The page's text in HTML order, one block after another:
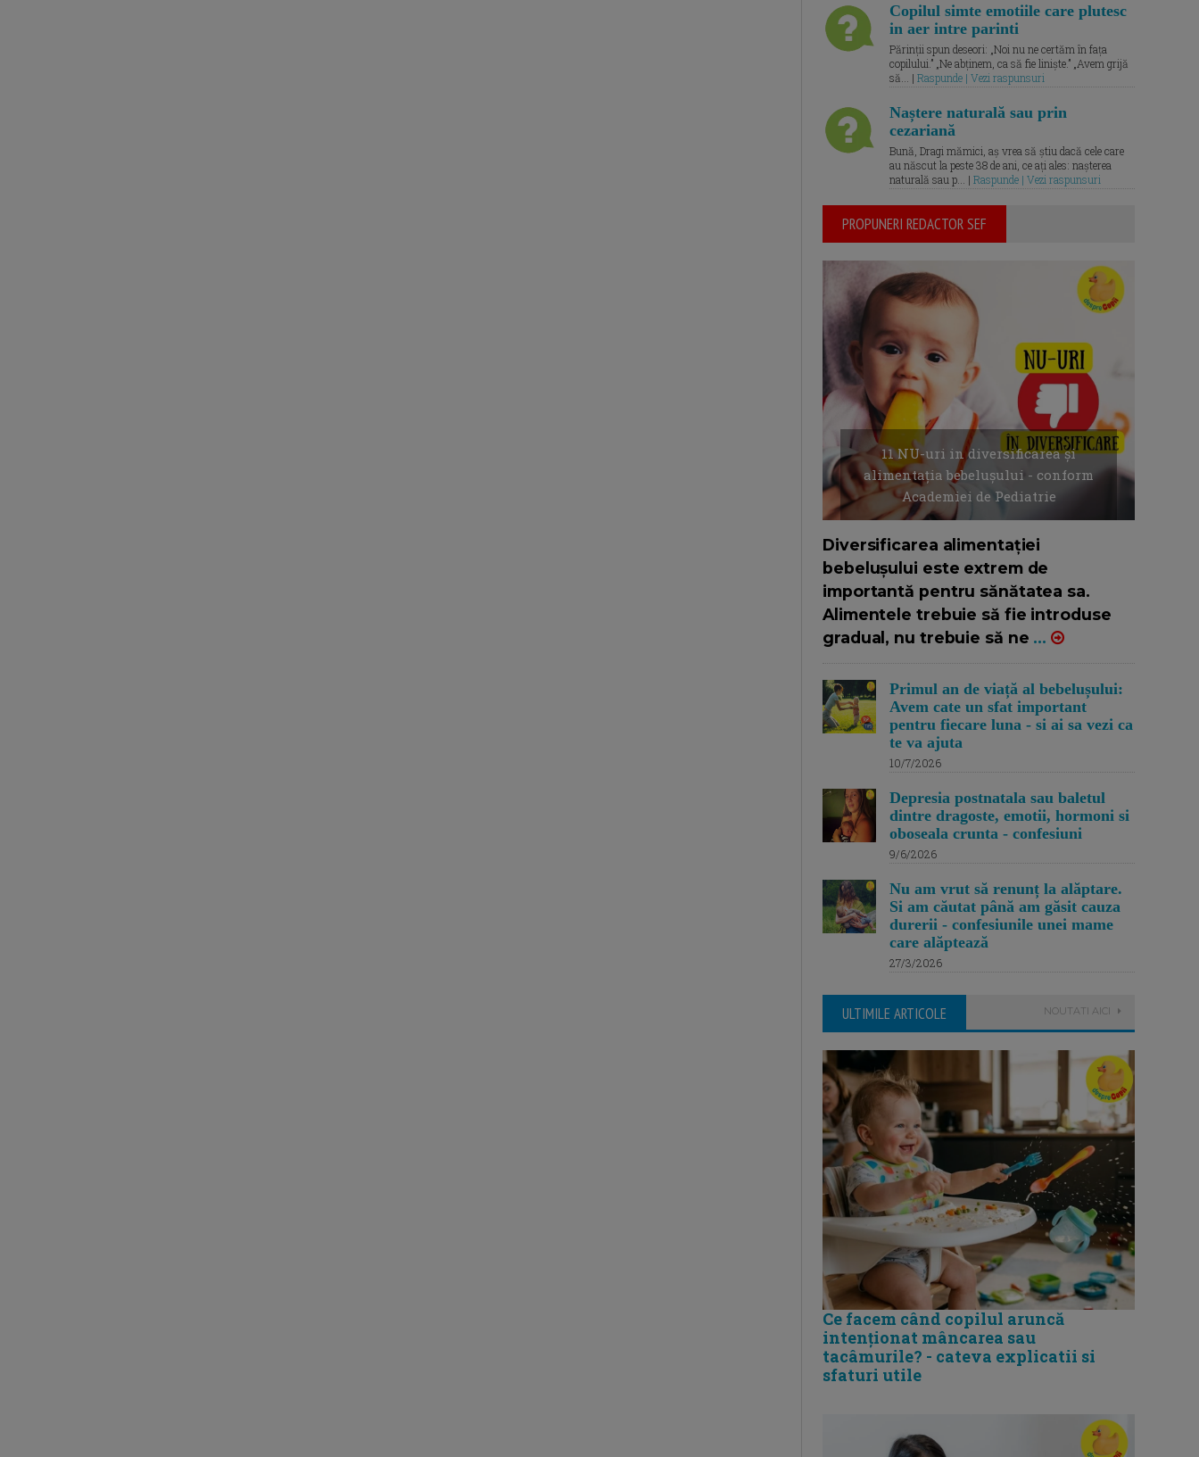
Copilul simte emotiile care plutesc
in aer intre parinti
Părinții spun deseori: „Noi nu ne certăm în fața
copilului.” „Ne abținem, ca să fie liniște.” „Avem grijă
să... | Raspunde | Vezi raspunsuri
Naștere naturală sau prin
cezariană
Bună, Dragi mămici, aș vrea să știu dacă cele care
au născut la peste 38 de ani, ce ați ales: nașterea
naturală sau p... | Raspunde | Vezi raspunsuri
PROPUNERI REDACTOR SEF
11 NU-uri in diversificarea și
alimentația bebelușului - conform
Academiei de Pediatrie
Diversificarea alimentației
bebelușului este extrem de
importantă pentru sănătatea sa.
Alimentele trebuie să fie introduse
gradual, nu trebuie să ne ...
Primul an de viață al bebelușului:
Avem cate un sfat important
pentru fiecare luna - si ai sa vezi ca
te va ajuta
10/7/2026
Depresia postnatala sau baletul
dintre dragoste, emotii, hormoni si
oboseala crunta - confesiuni
9/6/2026
Nu am vrut să renunț la alăptare.
Si am căutat până am găsit cauza
durerii - confesiunile unei mame
care alăptează
27/3/2026
ULTIMILE ARTICOLE NOUTATI AICI
Ce facem când copilul aruncă
intenționat mâncarea sau
tacâmurile? - cateva explicatii si
sfaturi utile